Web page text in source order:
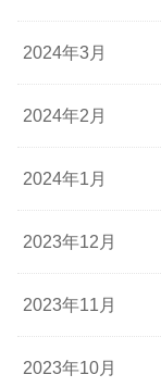
2024年3月
2024年2月
2024年1月
2023年12月
2023年11月
2023年10月